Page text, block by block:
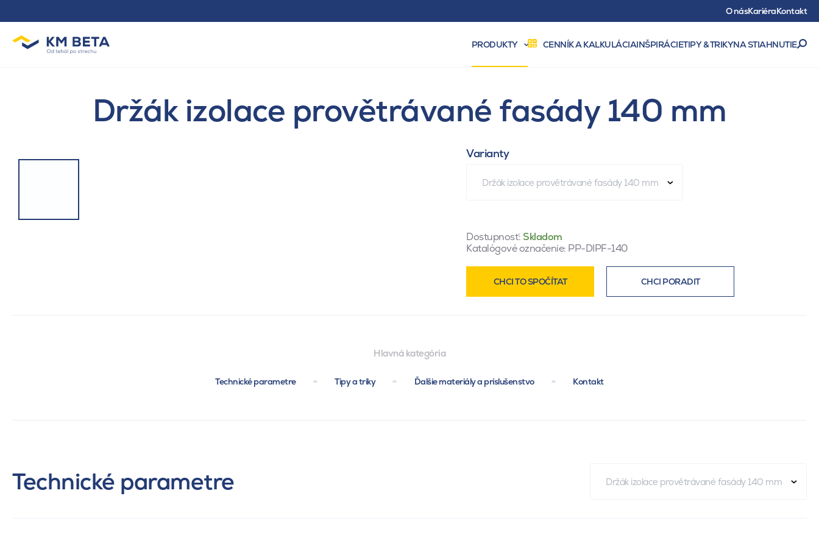
O násKariéraKontakt
PRODUKTY CENNÍK A KALKULÁCIAINŠPIRÁCIETIPY & TRIKYNA STIAHNUTIE
Držák izolace provětrávané fasády 140 mm
Varianty
Držák izolace provětrávané fasády 140 mm
Dostupnosť: Skladom
Katalógové označenie: PP-DIPF-140
CHCI TO SPOČÍTAT CHCI PORADIT
Hlavná kategória
Technické parametre Tipy a triky Ďalšie materiály a príslušenstvo Kontakt
Technické parametre Držák izolace provětrávané fasády 140 mm